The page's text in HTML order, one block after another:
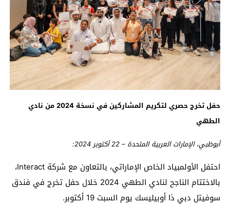
حفل تخرج حصري لتكريم المشاركين في نسخة 2024 من نادي
الطهي
أبوظبي، الإمارات العربية المتحدة –
22أكتوبر2024
:
احتفل الأولمبياد الخاص الإماراتي، بالتعاون مع شركة Interact،
بالاختتام الناجح لنادي الطهي 2024 خلال حفل تخرج في فندق
سوفيتل دبي ذا أوبيليسك يوم السبت 19 أكتوبر.